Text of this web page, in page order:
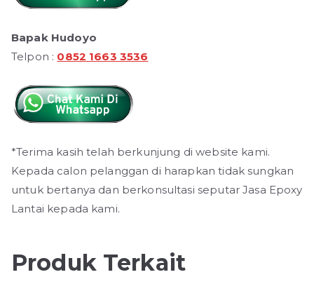
Bapak Hudoyo
Telpon : 0852 1663 3536
*Terima kasih telah berkunjung di website kami.
Kepada calon pelanggan di harapkan tidak sungkan
untuk bertanya dan berkonsultasi seputar Jasa Epoxy
Lantai kepada kami.
Produk Terkait